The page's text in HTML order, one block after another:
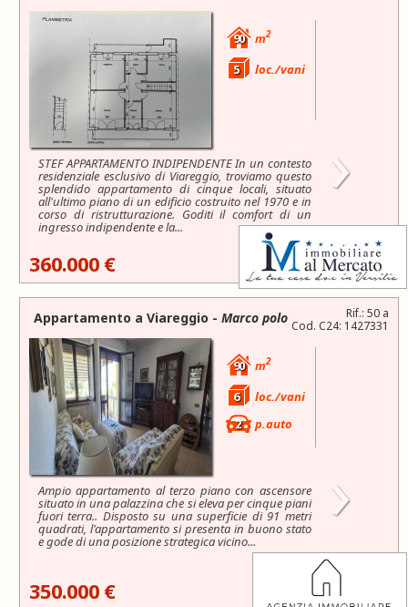
90 m2
5 loc./vani
STEF APPARTAMENTO INDIPENDENTE In un contesto
residenziale esclusivo di Viareggio, troviamo questo
splendido appartamento di cinque locali, situato
all'ultimo piano di un edificio costruito nel 1970 e in
corso di ristrutturazione. Goditi il comfort di un
ingresso indipendente e la...
›
360.000 €
Rif.: 50 a
Cod. C24: 1427331
Appartamento a Viareggio - Marco polo
90 m2
6
loc./vani
2
p.auto
Ampio appartamento al terzo piano con ascensore
situato in una palazzina che si eleva per cinque piani
fuori terra.. Disposto su una superficie di 91 metri
quadrati, l'appartamento si presenta in buono stato
e gode di una posizione strategica vicino...
›
350.000 €